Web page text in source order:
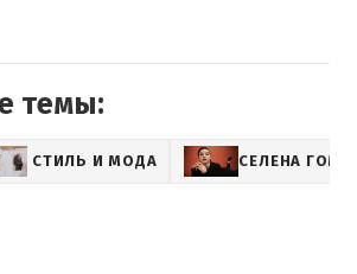
темы:
СТИЛЬ И МОДА СЕЛЕНА